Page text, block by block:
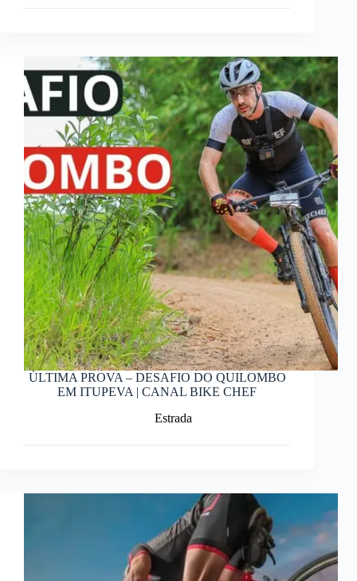
ÚLTIMA PROVA – DESAFIO DO QUILOMBO
EM ITUPEVA | CANAL BIKE CHEF
Estrada